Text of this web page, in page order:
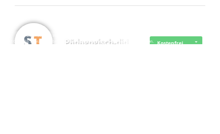
Pädagogisch-did… Kostenfrei
· ·Datenschutz ·
© 2016 - 2026 SupraTix GmbH oder Partnergesellschaften - Alle Rechte vorbehalten.